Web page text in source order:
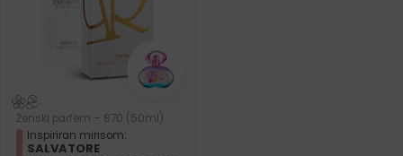
Ženski parfem – 870 (50ml)
Inspiriran mirisom:
SALVATORE